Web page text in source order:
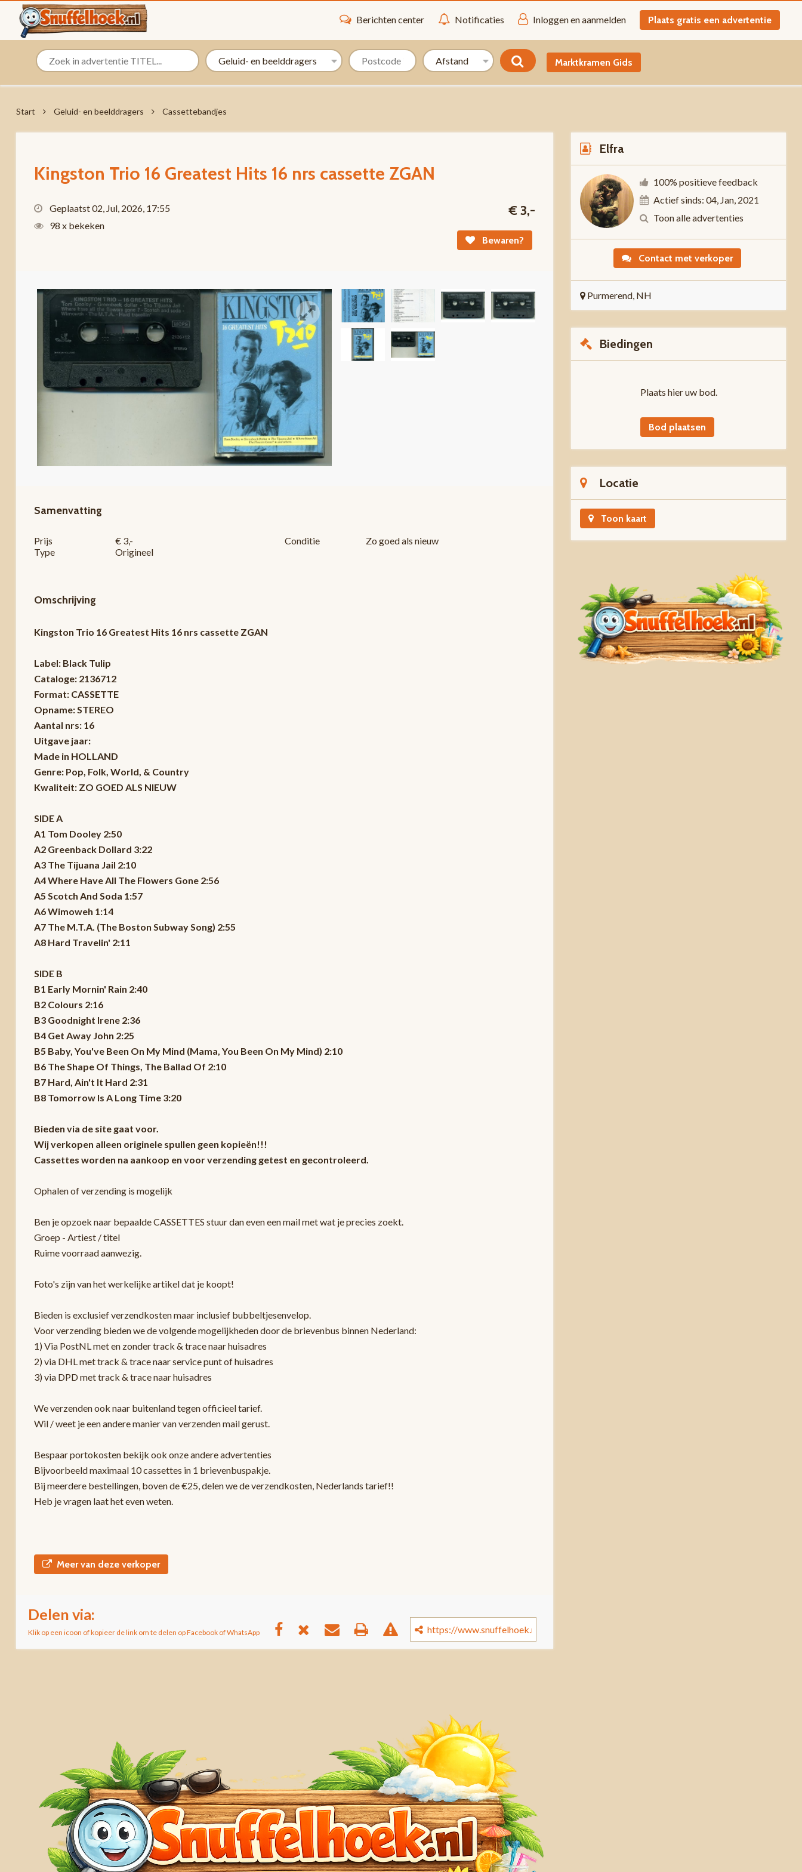
Berichten center Notificaties Inloggen en aanmelden Plaats gratis een advertentie
Marktkramen Gids
Start Geluid- en beelddragers Cassettebandjes
Kingston Trio 16 Greatest Hits 16 nrs cassette ZGAN
Geplaatst 02, Jul, 2026, 17:55
98 x bekeken
€ 3,-
Bewaren?
Samenvatting
Prijs € 3,- Conditie
Zo goed als nieuw
Type
Origineel
Omschrijving
Kingston Trio 16 Greatest Hits 16 nrs cassette ZGAN
Label: Black Tulip
Cataloge: 2136712
Format: CASSETTE
Opname: STEREO
Aantal nrs: 16
Uitgave jaar:
Made in HOLLAND
Genre: Pop, Folk, World, & Country
Kwaliteit: ZO GOED ALS NIEUW
SIDE A
A1 Tom Dooley 2:50
A2 Greenback Dollard 3:22
A3 The Tijuana Jail 2:10
A4 Where Have All The Flowers Gone 2:56
A5 Scotch And Soda 1:57
A6 Wimoweh 1:14
A7 The M.T.A. (The Boston Subway Song) 2:55
A8 Hard Travelin' 2:11
SIDE B
B1 Early Mornin' Rain 2:40
B2 Colours 2:16
B3 Goodnight Irene 2:36
B4 Get Away John 2:25
B5 Baby, You've Been On My Mind (Mama, You Been On My Mind) 2:10
B6 The Shape Of Things, The Ballad Of 2:10
B7 Hard, Ain't It Hard 2:31
B8 Tomorrow Is A Long Time 3:20
Bieden via de site gaat voor.
Wij verkopen alleen originele spullen geen kopieën!!!
Cassettes worden na aankoop en voor verzending getest en gecontroleerd.
Ophalen of verzending is mogelijk
Ben je opzoek naar bepaalde CASSETTES stuur dan even een mail met wat je precies zoekt.
Groep - Artiest / titel
Ruime voorraad aanwezig.
Foto's zijn van het werkelijke artikel dat je koopt!
Bieden is exclusief verzendkosten maar inclusief bubbeltjesenvelop.
Voor verzending bieden we de volgende mogelijkheden door de brievenbus binnen Nederland:
1) Via PostNL met en zonder track & trace naar huisadres
2) via DHL met track & trace naar service punt of huisadres
3) via DPD met track & trace naar huisadres
We verzenden ook naar buitenland tegen officieel tarief.
Wil / weet je een andere manier van verzenden mail gerust.
Bespaar portokosten bekijk ook onze andere advertenties
Bijvoorbeeld maximaal 10 cassettes in 1 brievenbuspakje.
Bij meerdere bestellingen, boven de €25, delen we de verzendkosten, Nederlands tarief!!
Heb je vragen laat het even weten.
Meer van deze verkoper
Delen via:
Klik op een icoon of kopieer de link om te delen op Facebook of WhatsApp
Elfra
100% positieve feedback
Actief sinds: 04, Jan, 2021
Toon alle advertenties
Contact met verkoper
Purmerend, NH
Biedingen
Plaats hier uw bod.
Bod plaatsen
Locatie
Toon kaart